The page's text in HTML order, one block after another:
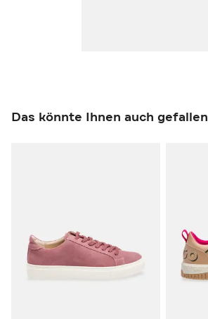
Das könnte Ihnen auch gefallen